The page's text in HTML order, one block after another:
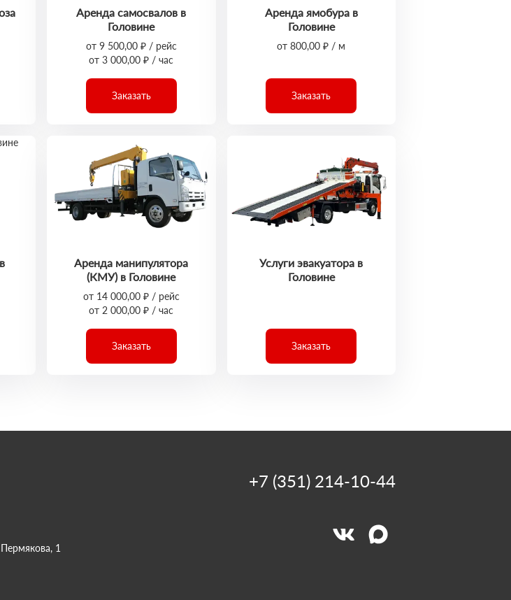
Аренда самосвалов в
Головине
от 9 500,00 ₽ / рейс
от 3 000,00 ₽ / час
Заказать
Аренда ямобура в
Головине
от 800,00 ₽ / м
Заказать
Аренда манипулятора
(КМУ) в Головине
от 14 000,00 ₽ / рейс
от 2 000,00 ₽ / час
Заказать
Услуги эвакуатора в
Головине
Заказать
1
+7 (351) 214-10-44